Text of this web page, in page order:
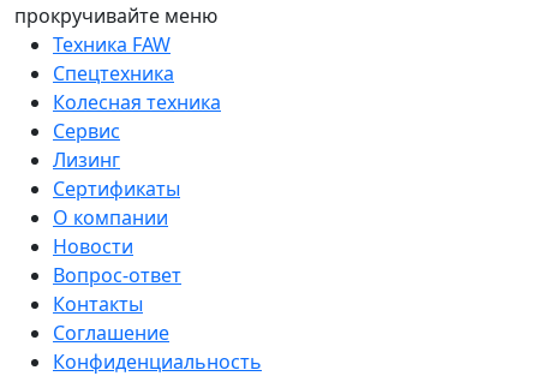
прокручивайте меню
Техника FAW
Спецтехника
Колесная техника
Сервис
Лизинг
Сертификаты
О компании
Новости
Вопрос-ответ
Контакты
Соглашение
Конфиденциальность